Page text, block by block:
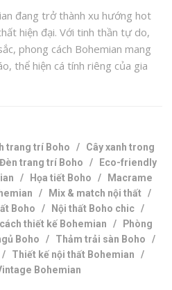
đang trở thành xu hướng hot
hiện đại. Với tinh thần tự do,
phong cách Bohemian mang
thể hiện cá tính riêng của gia
trang trí Boho / Cây xanh trong
Đèn trang trí Boho /
Eco-friendly
/ Họa tiết Boho /
Macrame
/ Mix & match nội thất /
Boho / Nội thất Boho chic /
thiết kế Bohemian /
Phòng
Boho / Thảm trải sàn Boho /
/ Thiết kế nội thất Bohemian /
Bohemian